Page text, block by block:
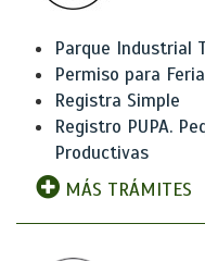
Parque Industrial
Permiso para
Registra Simple
Registro PUPA.
Productivas
MÁS TRÁMITES